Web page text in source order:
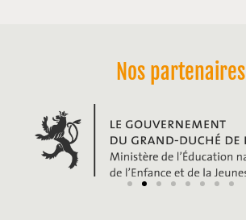
Nos partenaires